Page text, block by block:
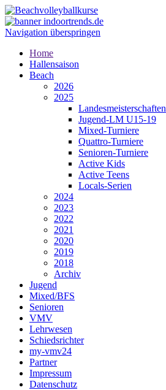
Navigation überspringen
Home
Hallensaison
Beach
2026
2025
Landesmeisterschaften
Jugend-LM U15-19
Mixed-Turniere
Quattro-Turniere
Senioren-Turniere
Active Kids
Active Teens
Locals-Serien
2024
2023
2022
2021
2020
2019
2018
Archiv
Jugend
Mixed/BFS
Senioren
VMV
Lehrwesen
Schiedsrichter
my-vmv24
Partner
Impressum
Datenschutz